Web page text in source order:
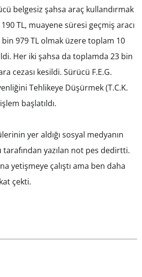
belgesiz şahsa araç kullandırmak
TL, muayene süresi geçmiş aracı
979 TL olmak üzere toplam 10
Her iki şahsa da toplamda 23 bin
cezası kesildi. Sürücü F.E.G.
Tehlikeye Düşürmek (T.C.K.
başlatıldı.
yer aldığı sosyal medyanın
yazılan not pes dedirtti.
yetişmeye çalıştı ama ben daha
çekti.